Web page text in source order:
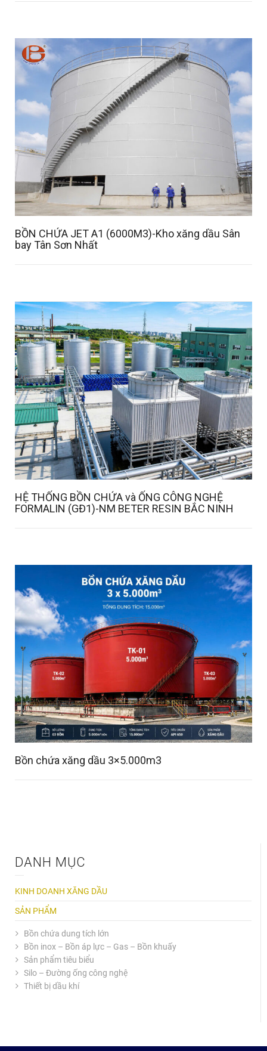
BỒN CHỨA JET A1 (6000M3)-Kho xăng dầu Sân
bay Tân Sơn Nhất
HỆ THỐNG BỒN CHỨA và ỐNG CÔNG NGHỆ
FORMALIN (GĐ1)-NM BETER RESIN BẮC NINH
Bồn chứa xăng dầu 3×5.000m3
DANH MỤC
KINH DOANH XĂNG DẦU
SẢN PHẨM
Bồn chứa dung tích lớn
Bồn inox – Bồn áp lực – Gas – Bồn khuấy
Sản phẩm tiêu biểu
Silo – Đường ống công nghệ
Thiết bị dầu khí(2)